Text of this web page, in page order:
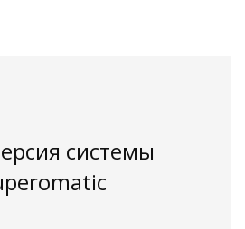
системы